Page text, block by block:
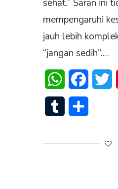
sehat.” Saran ini
mempengaruhi
jauh lebih
“jangan sedih”.…
WhatsApp
Tumblr